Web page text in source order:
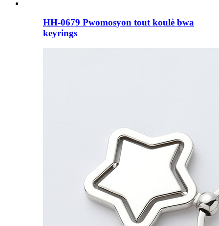
HH-0679 Pwomosyon tout koulè bwa
keyrings